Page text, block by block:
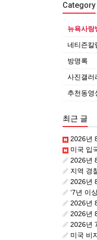
Category
뉴욕사랑
네티즌칼
방명록
사진갤러
추천동영
최근 글
2026년
미국 입국 시 현
2026년
지역 경찰까지 확
2026년
‘7년 이상 거주’
2026년
2026년
2026년
미국 비